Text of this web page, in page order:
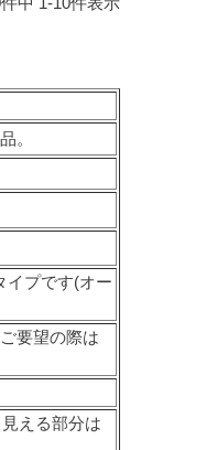
。
イプです(オー
要望の際は
える部分は